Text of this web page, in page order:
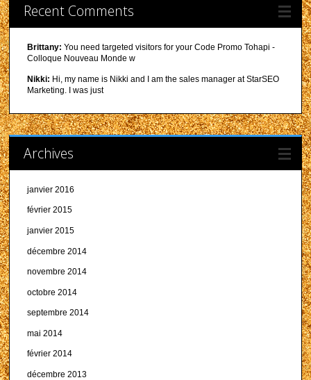
Recent Comments
Brittany: You need targeted visitors for your Code Promo Tohapi -
Colloque Nouveau Monde w
Nikki: Hi, my name is Nikki and I am the sales manager at StarSEO
Marketing. I was just
Archives
janvier 2016
février 2015
janvier 2015
décembre 2014
novembre 2014
octobre 2014
septembre 2014
mai 2014
février 2014
décembre 2013